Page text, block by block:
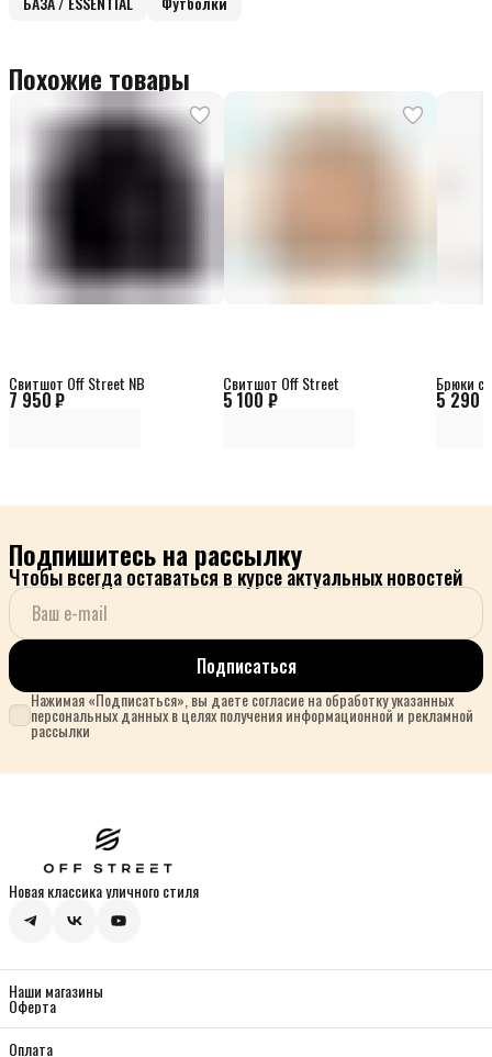
Похожие товары
7 950 ₽
Свитшот Off Street NB
5 100 ₽
Свитшот Off Street
5 290
Брюки
Подпишитесь на рассылку
Чтобы всегда оставаться в курсе актуальных новостей
Подписаться
Нажимая «Подписаться», вы даете согласие на обработку указанных
персональных данных в целях получения информационной и рекламной
рассылки
Новая классика уличного стиля
Наши магазины
Оферта
Оплата